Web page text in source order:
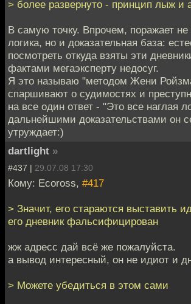
> более развернуто - принцип лыж и
В самую точку. Впрочем, поражает не
логика, но и доказательная база:
посмотреть откуда взяты эти
фактами мегаэксперту недосуг.
Я это называю "методом Жени
спаршивают о судимостях и
на все один ответ - "Это все наглая
дальнейшими доказательствами он
утруждает:)
dartlight »
#437 | 29.07.08 17:30
Кому: Ecoross, #417
> Значит, его стараются выставить
его дневник фальсифицирован
жж адресс дай всё же пожалуйста.
а вывод интересный, он не идиот и
> Можете убедиться в этом сами